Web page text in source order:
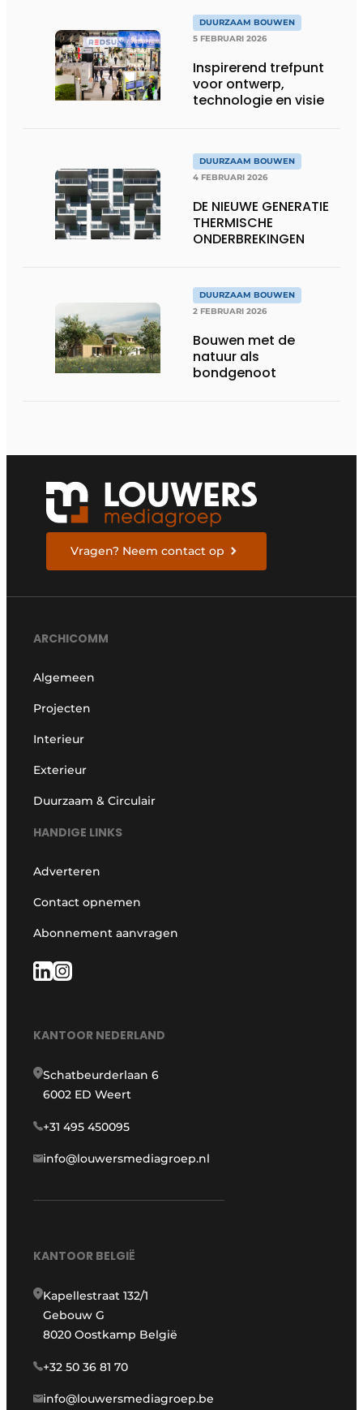
DUURZAAM BOUWEN
5 FEBRUARI 2026
Inspirerend trefpunt
voor ontwerp,
technologie en visie
DUURZAAM BOUWEN
4 FEBRUARI 2026
DE NIEUWE GENERATIE
THERMISCHE
ONDERBREKINGEN
DUURZAAM BOUWEN
2 FEBRUARI 2026
Bouwen met de
natuur als
bondgenoot
Vragen? Neem contact op
ARCHICOMM
Algemeen
Projecten
Interieur
Exterieur
Duurzaam & Circulair
HANDIGE LINKS
Adverteren
Contact opnemen
Abonnement aanvragen
KANTOOR NEDERLAND
Schatbeurderlaan 6
6002 ED Weert
+31 495 450095
info@louwersmediagroep.nl
KANTOOR BELGIË
Kapellestraat 132/1
Gebouw G
8020 Oostkamp België
+32 50 36 81 70
info@louwersmediagroep.be